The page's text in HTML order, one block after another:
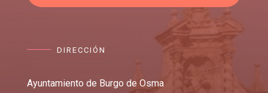
DIRECCIÓN
Ayuntamiento de Burgo de Osma